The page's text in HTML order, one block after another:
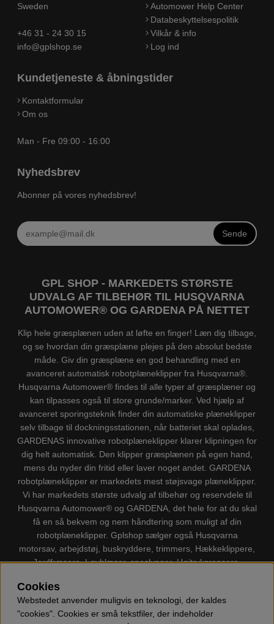
Sweden
+46 31 - 24 30 15
info@gplshop.se
Automower Help Center
Databeskyttelsespolitik
Vilkår & info
Log ind
Kundetjeneste & åbningstider
Kontaktformular
Om os
Man - Fre 09:00 - 16:00
Nyhedsbrev
Abonner på vores nyhedsbrev!
Sende
GPL SHOP - MARKEDETS STØRSTE
UDVALG AF TILBEHØR TIL HUSQVARNA
AUTOMOWER® OG GARDENA PÅ NETTET
Klip hele græsplænen uden at løfte en finger! Læn dig tilbage,
og se hvordan din græsplæne plejes på den absolut bedste
måde. Giv din græsplæne en god behandling med en
avanceret automatisk robotplæneklipper fra Husqvarna®.
Husqvarna Automower® findes til alle typer af græsplæner og
kan tilpasses også til store grunde/marker. Ved hjælp af
avanceret sporingsteknik finder din automatiske plæneklipper
selv tilbage til dockningsstationen, når batteriet skal oplades,
GARDENAS innovative robotplæneklipper klarer klipningen for
dig helt automatisk. Den klipper græsplænen på egen hand,
mens du nyder din fritid eller laver noget andet. GARDENA
robotplæneklipper er markedets mest støjsvage plæneklipper.
Vi har markedets største udvalg af tilbehør og reservdele til
Husqvarna Automower® og GARDENA, det hele for at du skal
få en så bekvem og nem håndtering som muligt af din
robotplæneklipper. Gplshop sælger også Husqvarna
motorsav, arbejdstøj, buskryddere, trimmers, Hækkeklippere,
Jordfræsere, Løvblæser, sneslynger, Højtryksrensere,
Cookies
Webstedet anvender muligvis en teknologi, der kaldes
"cookies". Cookies er små tekstfiler, der indeholder